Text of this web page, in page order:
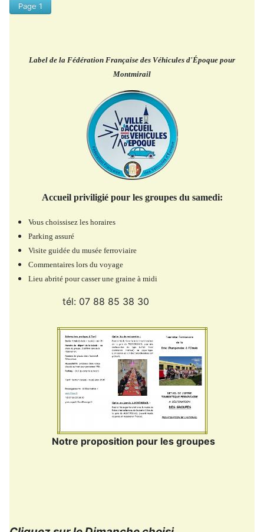
Page 1
Label de la Fédération Française des Véhicules d'Époque pour
Montmirail
Accueil priviligié pour les groupes du samedi:
Vous choissisez les horaires
Parking assuré
Visite guidée du musée ferroviaire
Commentaires lors du voyage
Lieu abrité pour casser une graine à midi
tél: 07 88 85 38 30
Notre proposition pour les groupes